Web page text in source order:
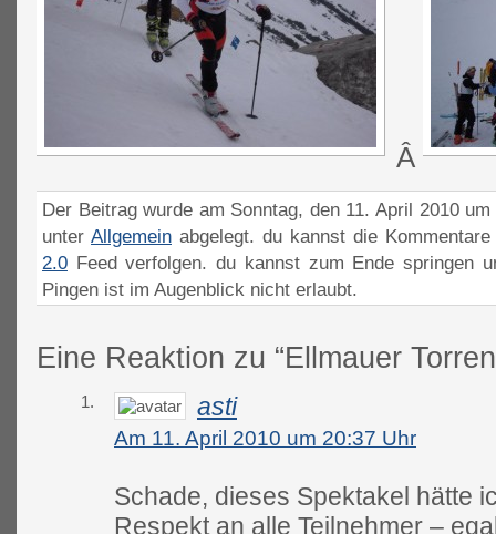
Â
Der Beitrag wurde am Sonntag, den 11. April 2010
unter Allgemein abgelegt. du kannst die
2.0 Feed verfolgen. du kannst zum Ende springen
Pingen ist im Augenblick nicht erlaubt.
Eine Reaktion zu “Ellmauer
1. asti
Am 11. April 2010 um 20:37 Uhr
Schade, dieses Spektakel hätte
Respekt an alle Teilnehmer –